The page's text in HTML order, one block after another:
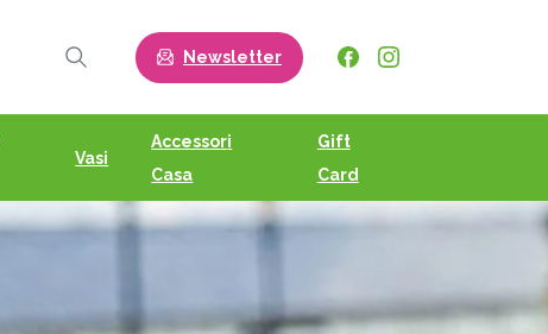
Search
Newsletter
Vasi
Accessori
Casa
Gift
Card